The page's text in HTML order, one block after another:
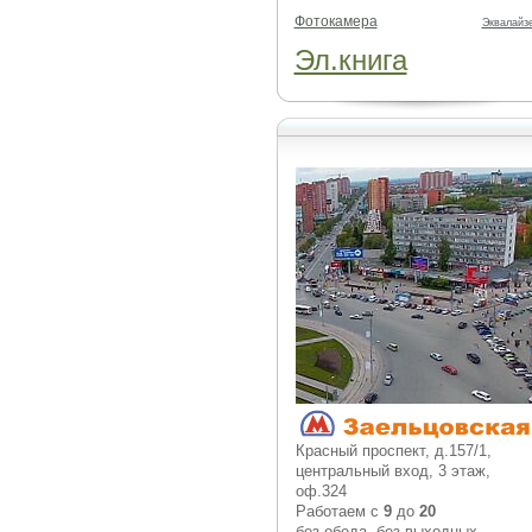
Фотокамера
Эл.книга
Красный проспект, д.157/1,
центральный вход, 3 этаж,
оф.324
Работаем с 9до 20